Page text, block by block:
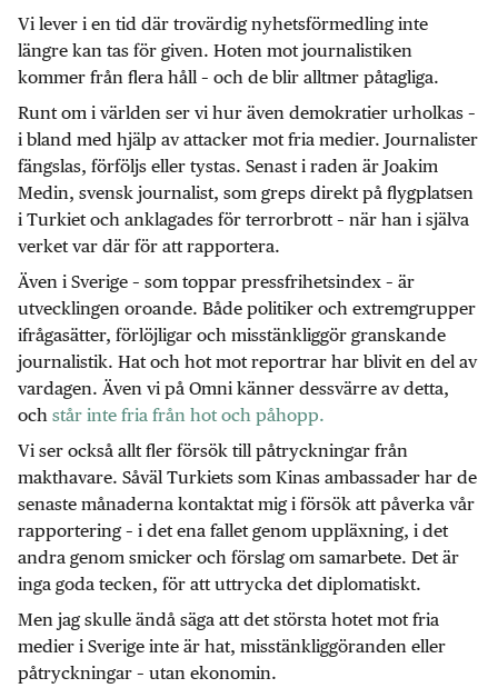
Vi lever i en tid där trovärdig nyhetsförmedling inte
längre kan tas för given. Hoten mot journalistiken
kommer från flera håll – och de blir alltmer påtagliga.
Runt om i världen ser vi hur även demokratier urholkas –
i bland med hjälp av attacker mot fria medier. Journalister
fängslas, förföljs eller tystas. Senast i raden är Joakim
Medin, svensk journalist, som greps direkt på flygplatsen
i Turkiet och anklagades för terrorbrott – när han i själva
verket var där för att rapportera.
Även i Sverige – som toppar pressfrihetsindex – är
utvecklingen oroande. Både politiker och extremgrupper
ifrågasätter, förlöjligar och misstänkliggör granskande
journalistik. Hat och hot mot reportrar har blivit en del av
vardagen. Även vi på Omni känner dessvärre av detta,
och står inte fria från hot och påhopp.
Vi ser också allt fler försök till påtryckningar från
makthavare. Såväl Turkiets som Kinas ambassader har de
senaste månaderna kontaktat mig i försök att påverka vår
rapportering – i det ena fallet genom uppläxning, i det
andra genom smicker och förslag om samarbete. Det är
inga goda tecken, för att uttrycka det diplomatiskt.
Men jag skulle ändå säga att det största hotet mot fria
medier i Sverige inte är hat, misstänkliggöranden eller
påtryckningar – utan ekonomin.